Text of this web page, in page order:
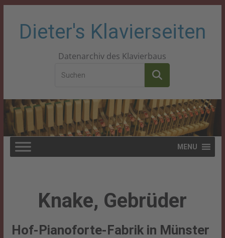
Dieter's Klavierseiten
Datenarchiv des Klavierbaus
MENU
Knake, Gebrüder
Hof-Pianoforte-Fabrik in Münster